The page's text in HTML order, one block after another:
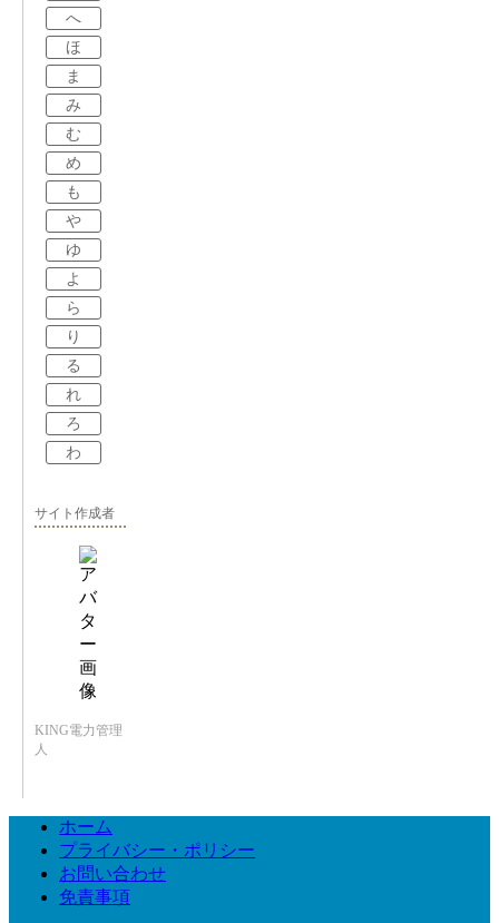
へ
ほ
ま
み
む
め
も
や
ゆ
よ
ら
り
る
れ
ろ
わ
サイト作成者
KING電力管理
人
ホーム
プライバシー・ポリシー
お問い合わせ
免責事項